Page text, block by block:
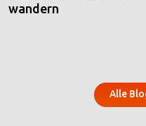
wandern
Alle